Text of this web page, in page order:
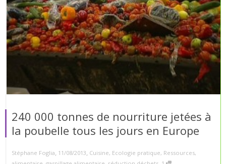
240 000 tonnes de nourriture jetées à
la poubelle tous les jours en Europe
Stéphane Foglia, 11/08/2013, Cuisine, Ecologie pratique, Ressources,